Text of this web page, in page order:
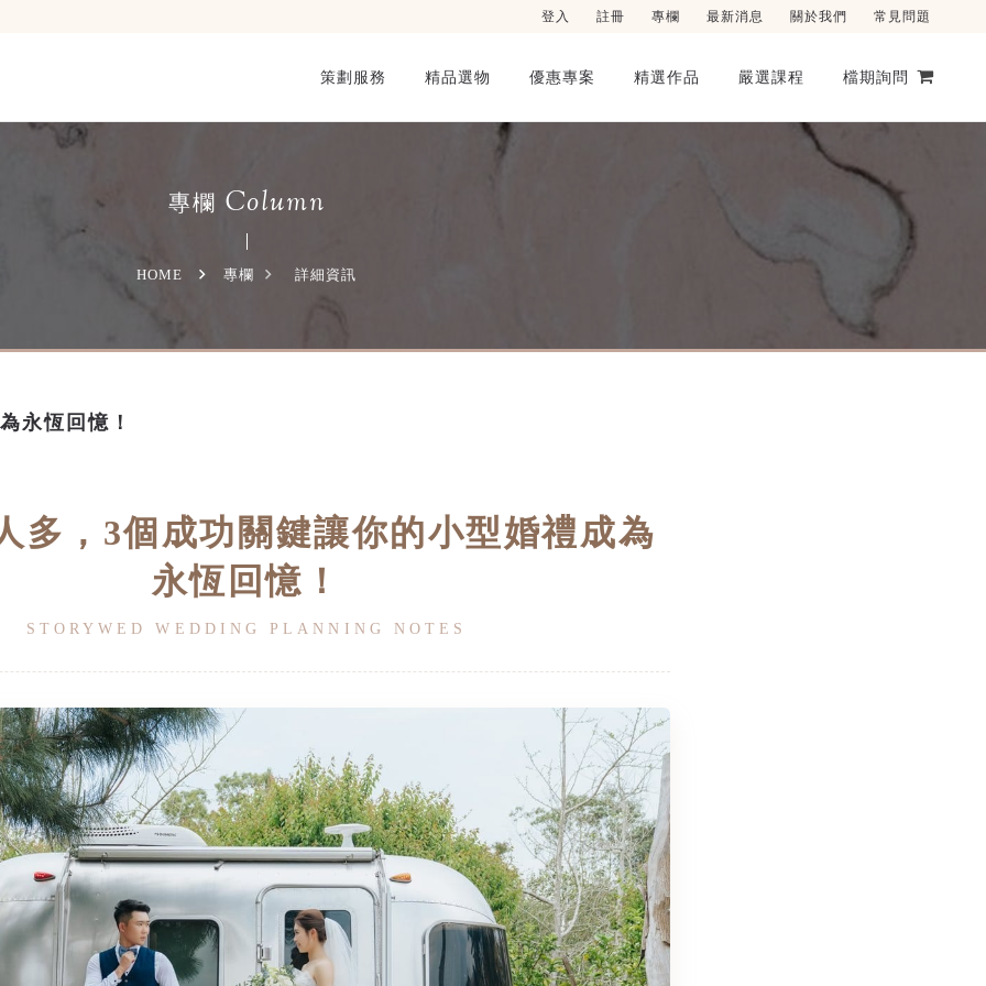
登入 註冊 專欄 最新消息 關於我們 常見問題
策劃服務 精品選物 優惠專案 精選作品 嚴選課程 檔期詢問
專欄 Column
HOME 專欄 詳細資訊
永恆回憶！
多，3個成功關鍵讓你的小型婚禮成為
永恆回憶！
STORYWED WEDDING PLANNING NOTES